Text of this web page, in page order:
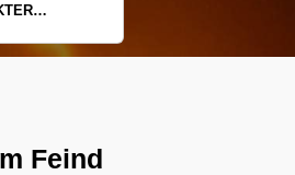
AUS LICHT
Feind